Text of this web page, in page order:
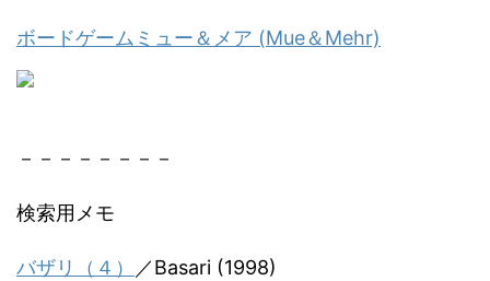
ボードゲームミュー＆メア (Mue＆Mehr)
－－－－－－－－
検索用メモ
バザリ（４）
／Basari (1998)